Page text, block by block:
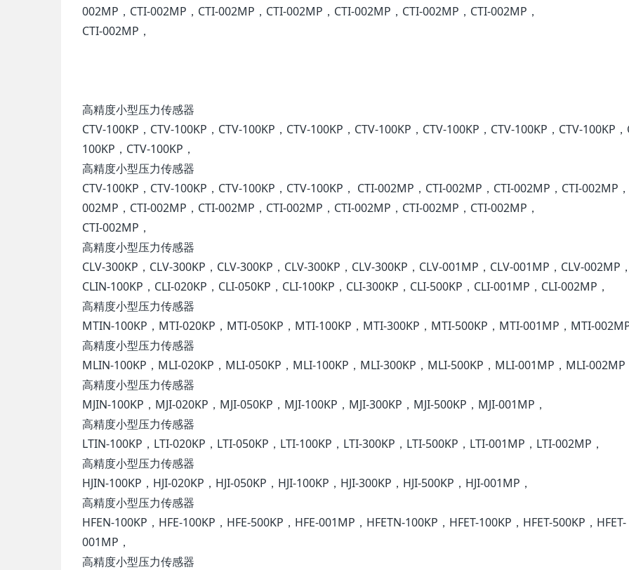
002MP，CTI-002MP，CTI-002MP，CTI-002MP，CTI-002MP，CTI-002MP，CTI-002MP，
CTI-002MP，
高精度小型压力传感器
CTV-100KP，CTV-100KP，CTV-100KP，CTV-100KP，CTV-100KP，CTV-100KP，CTV-100KP，CTV-100KP，
100KP，CTV-100KP，
高精度小型压力传感器
CTV-100KP，CTV-100KP，CTV-100KP，CTV-100KP， CTI-002MP，CTI-002MP，CTI-002MP，CTI-002MP
002MP，CTI-002MP，CTI-002MP，CTI-002MP，CTI-002MP，CTI-002MP，CTI-002MP，
CTI-002MP，
高精度小型压力传感器
CLV-300KP，CLV-300KP，CLV-300KP，CLV-300KP，CLV-300KP，CLV-001MP，CLV-001MP，CLV-002MP，
CLIN-100KP，CLI-020KP，CLI-050KP，CLI-100KP，CLI-300KP，CLI-500KP，CLI-001MP，CLI-002MP，
高精度小型压力传感器
MTIN-100KP，MTI-020KP，MTI-050KP，MTI-100KP，MTI-300KP，MTI-500KP，MTI-001MP，MTI-002MP
高精度小型压力传感器
MLIN-100KP，MLI-020KP，MLI-050KP，MLI-100KP，MLI-300KP，MLI-500KP，MLI-001MP，MLI-002MP
高精度小型压力传感器
MJIN-100KP，MJI-020KP，MJI-050KP，MJI-100KP，MJI-300KP，MJI-500KP，MJI-001MP，
高精度小型压力传感器
LTIN-100KP，LTI-020KP，LTI-050KP，LTI-100KP，LTI-300KP，LTI-500KP，LTI-001MP，LTI-002MP，
高精度小型压力传感器
HJIN-100KP，HJI-020KP，HJI-050KP，HJI-100KP，HJI-300KP，HJI-500KP，HJI-001MP，
高精度小型压力传感器
HFEN-100KP，HFE-100KP，HFE-500KP，HFE-001MP，HFETN-100KP，HFET-100KP，HFET-500KP，HFET-
001MP，
高精度小型压力传感器